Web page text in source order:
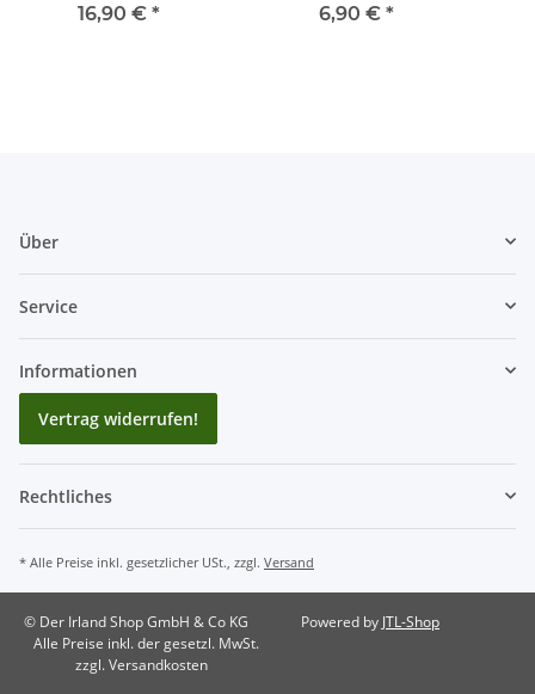
16,90 € *
6,90 € *
Über
Service
Informationen
Vertrag widerrufen!
Rechtliches
* Alle Preise inkl. gesetzlicher USt., zzgl. Versand
© Der Irland Shop GmbH & Co KG
Alle Preise inkl. der gesetzl. MwSt.
zzgl. Versandkosten
Powered by JTL-Shop